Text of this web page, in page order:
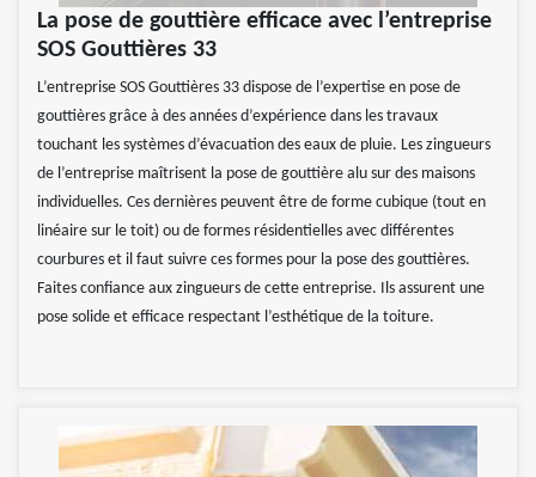
La pose de gouttière efficace avec l’entreprise
SOS Gouttières 33
L’entreprise SOS Gouttières 33 dispose de l’expertise en pose de
gouttières grâce à des années d’expérience dans les travaux
touchant les systèmes d’évacuation des eaux de pluie. Les zingueurs
de l’entreprise maîtrisent la pose de gouttière alu sur des maisons
individuelles. Ces dernières peuvent être de forme cubique (tout en
linéaire sur le toit) ou de formes résidentielles avec différentes
courbures et il faut suivre ces formes pour la pose des gouttières.
Faites confiance aux zingueurs de cette entreprise. Ils assurent une
pose solide et efficace respectant l’esthétique de la toiture.